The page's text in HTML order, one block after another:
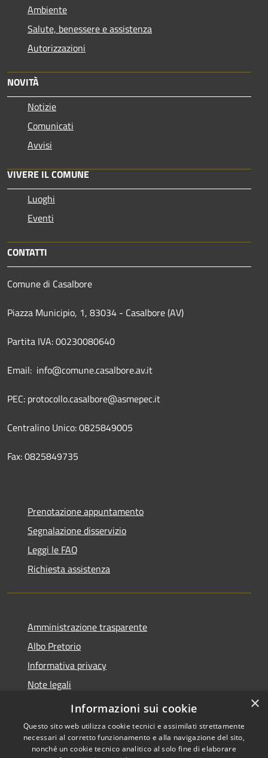
Ambiente
Salute, benessere e assistenza
Autorizzazioni
NOVITÀ
Notizie
Comunicati
Avvisi
VIVERE IL COMUNE
Luoghi
Eventi
CONTATTI
Comune di Casalbore
Piazza Municipio, 1, 83034 - Casalbore (AV)
Partita IVA: 00230080640
Email: info@comune.casalbore.av.it
PEC: protocollo.casalbore@asmepec.it
Centralino Unico: 0825849005
Fax: 0825849735
Prenotazione appuntamento
Segnalazione disservizio
Leggi le FAQ
Richiesta assistenza
Amministrazione trasparente
Albo Pretorio
Informativa privacy
Note legali
Dichiarazione di accessibilità
×
Informazioni sui cookie
Questo sito web utilizza cookie tecnici e assimilati strettamente
necessari al corretto funzionamento e alla navigazione del sito,
nonché un cookie tecnico analitico al solo fine di elaborare